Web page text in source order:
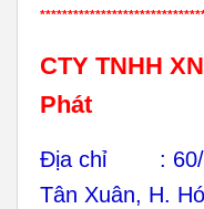
CTY TNHH
Phát
Địa chỉ : 60/
Tân Xuân, H.